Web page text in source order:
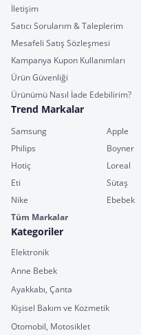
İletişim
Satıcı Sorularım & Taleplerim
Mesafeli Satış Sözleşmesi
Kampanya Kupon Kullanımları
Ürün Güvenliği
Ürünümü Nasıl İade Edebilirim?
Trend Markalar
Samsung Apple
Philips
Boyner
Hotiç
Loreal
Eti
Sütaş
Nike
Ebebek
Tüm Markalar
Kategoriler
Elektronik
Anne Bebek
Ayakkabı, Çanta
Kişisel Bakım ve Kozmetik
Otomobil, Motosiklet